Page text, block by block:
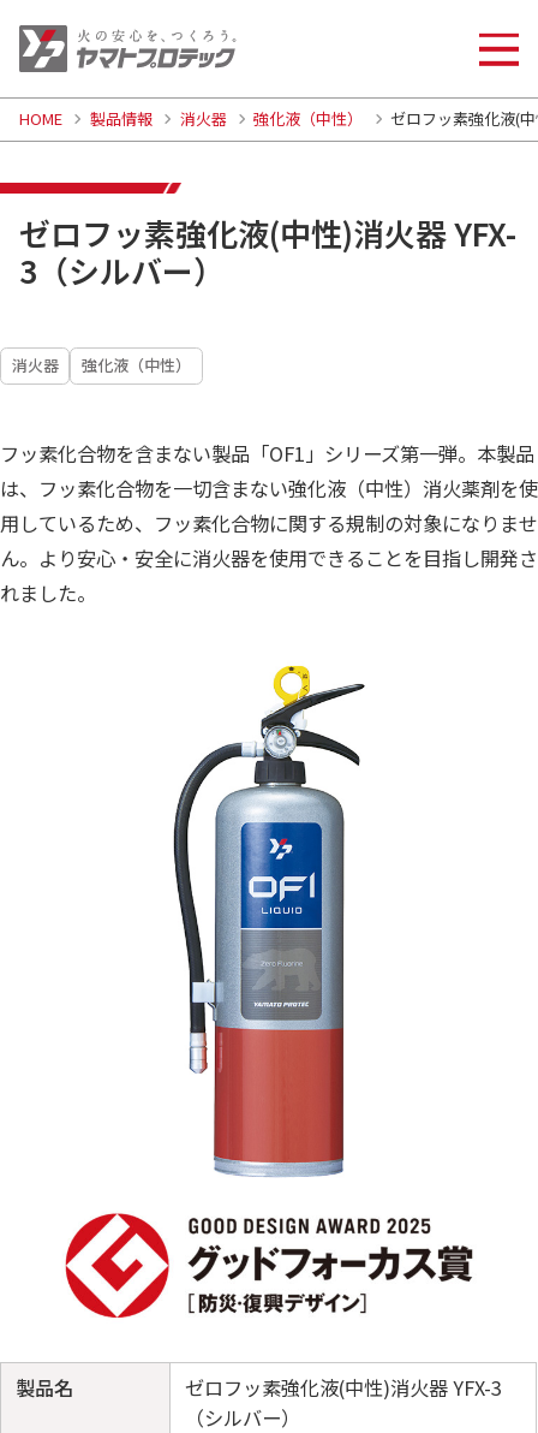
ゼロフッ素強化液(中性)消火器 YFX-
3（シルバー）
HOME 製品情報 消火器 強化液（中性） ゼロフッ素強化液(
消火器 強化液（中性）
フッ素化合物を含まない製品「OF1」シリーズ第一弾。本製品
は、フッ素化合物を一切含まない強化液（中性）消火薬剤を使
用しているため、フッ素化合物に関する規制の対象になりませ
ん。より安心・安全に消火器を使用できることを目指し開発さ
れました。
製品名
ゼロフッ素強化液(中性)消火器 YFX-3
（シルバー）